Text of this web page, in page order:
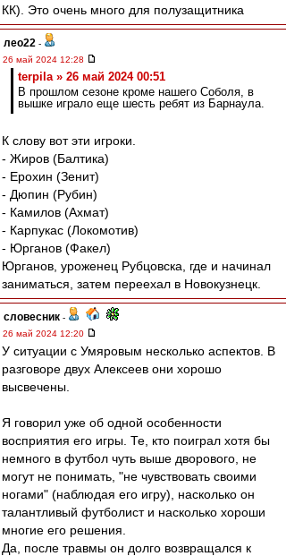
КК). Это очень много для полузащитника
лео22 -
26 май 2024 12:28
terpila » 26 май 2024 00:51
В прошлом сезоне кроме нашего Соболя, в
вышке играло еще шесть ребят из Барнаула.
К слову вот эти игроки.
- Жиров (Балтика)
- Ерохин (Зенит)
- Дюпин (Рубин)
- Камилов (Ахмат)
- Карпукас (Локомотив)
- Юрганов (Факел)
Юрганов, уроженец Рубцовска, где и начинал
заниматься, затем переехал в Новокузнецк.
словесник -
26 май 2024 12:20
У ситуации с Умяровым несколько аспектов. В
разговоре двух Алексеев они хорошо
высвечены.
Я говорил уже об одной особенности
восприятия его игры. Те, кто поиграл хотя бы
немного в футбол чуть выше дворового, не
могут не понимать, "не чувствовать своими
ногами" (наблюдая его игру), насколько он
талантливый футболист и насколько хороши
многие его решения.
Да, после травмы он долго возвращался к